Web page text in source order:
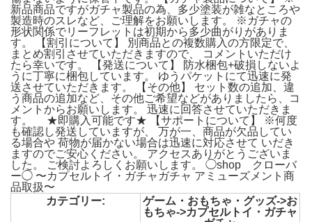
新品商品ですがガチャ製品の為、多少塗装が雑なところや
製造時のスレなど、ご理解をお願いします。 ※ガチャの
形状関係でリーフレットは初期から多少曲がりがありま
す。 【割引について】 別商品との複数購入の方限定で、
まとめ割引させていただきますので、 コメントいただけ
たら幸いです。 【発送について】 防水梱包+破損しないよ
うに丁寧に梱包しています。 ゆうパケットにて迅速に発
送させていただきます。 【その他】 セット数の追加、違
う商品の追加など、その他ご希望などがありましたら、コ
メントからお願いします。 迅速に回答させていただきま
す。 ★即購入可能です★ 【サポートについて】 ※何度
も確認し発送していますが、 万が一、商品が欠品してい
る場合や 荷物が届かない場合は迅速に対応させて いだき
ますのでご安心ください。 アクセスありがとうございま
した。 ご検討よろしくお願いします。 ◯shop クローバ
ー◯ 〜カプセルトイ・ガチャガチャ アミューズメント商
品取扱〜
カテゴリー:
ゲーム・おもちゃ・グッズ->お
もちゃ->カプセルトイ・ガチャ